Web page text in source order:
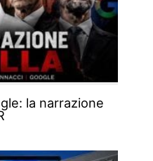
la narrazione